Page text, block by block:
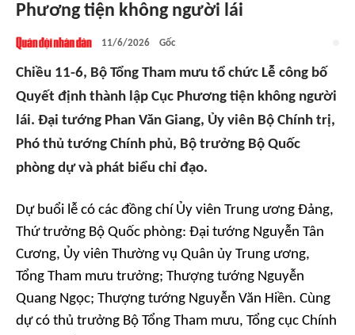
Phương tiện không người lái
11/6/2026 Gốc
Chiều 11-6, Bộ Tổng Tham mưu tổ chức Lễ công bố
Quyết định thành lập Cục Phương tiện không người
lái. Đại tướng Phan Văn Giang, Ủy viên Bộ Chính trị,
Phó thủ tướng Chính phủ, Bộ trưởng Bộ Quốc
phòng dự và phát biểu chỉ đạo.
Dự buổi lễ có các đồng chí Ủy viên Trung ương Đảng,
Thứ trưởng Bộ Quốc phòng: Đại tướng Nguyễn Tân
Cương, Ủy viên Thường vụ Quân ủy Trung ương,
Tổng Tham mưu trưởng; Thượng tướng Nguyễn
Quang Ngọc; Thượng tướng Nguyễn Văn Hiền. Cùng
dự có thủ trưởng Bộ Tổng Tham mưu, Tổng cục Chính